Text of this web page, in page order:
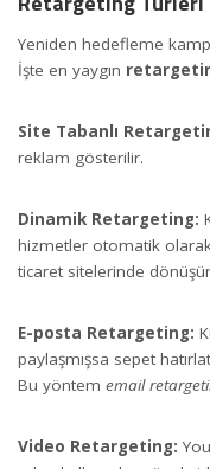
Yeniden hedefleme
İşte en yaygın
Site Tabanlı
reklam gösterilir.
Dinamik Retargeting:
hizmetler otomatik
ticaret sitelerinde
E-posta Retargeting:
paylaşmışsa sepet
Bu yöntem email
Video Retargeting: